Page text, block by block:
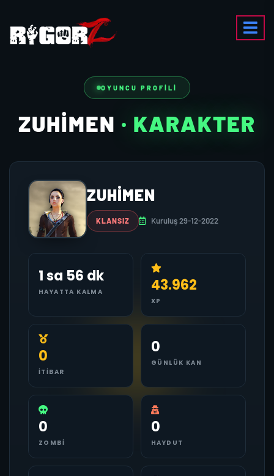
OYUNCU PROFILI
ZUHIMEN · KARAKTER
ZUHIMEN
KLANSIZ Kuruluş 29-12-2022
1 sa 56 dk
HAYATTA KALMA 43.962
XP
0
İTIBAR
0
GÜNLÜK KAN
0
ZOMBI
0
HAYDUT